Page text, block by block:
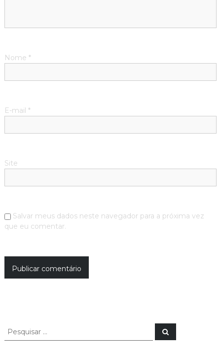
Nome *
E-mail *
Site
Salvar meus dados neste navegador para a próxima vez
que eu comentar.
P
P
e